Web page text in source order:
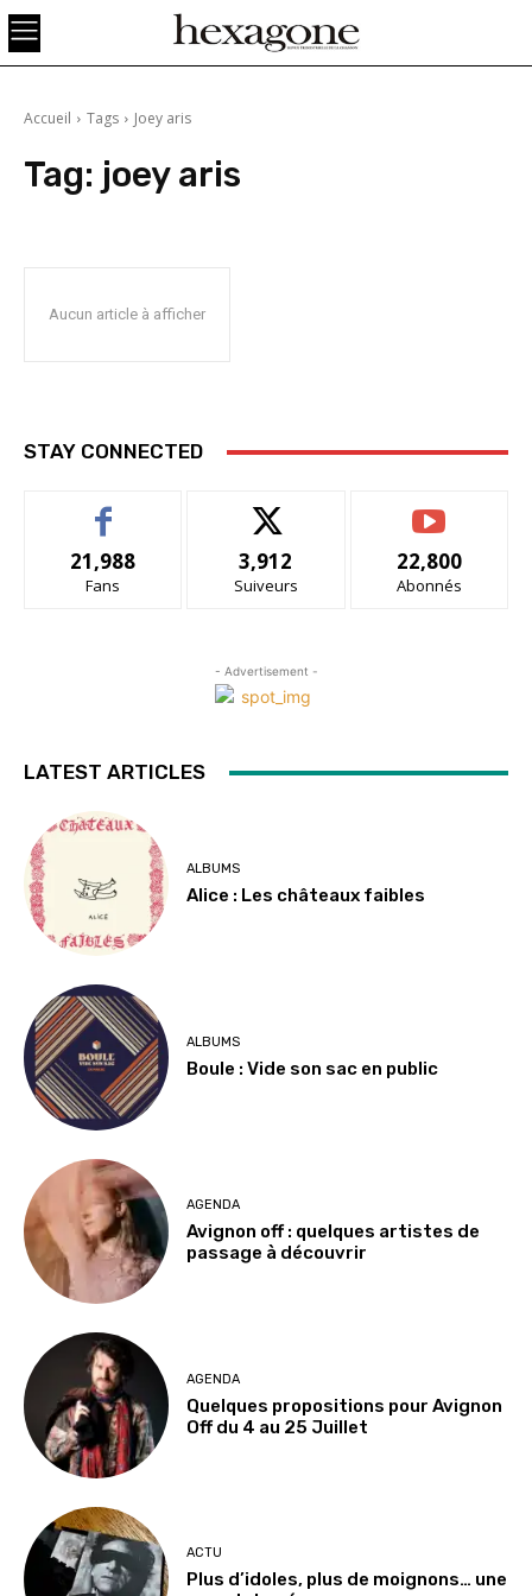
Accueil Tags Joey aris
Tag: joey aris
Aucun article à afficher
STAY CONNECTED
21,988
Fans
3,912
Suiveurs
22,800
Abonnés
- Advertisement -
LATEST ARTICLES
ALBUMS
Alice : Les châteaux faibles
ALBUMS
Boule : Vide son sac en public
AGENDA
Avignon off : quelques artistes de
passage à découvrir
AGENDA
Quelques propositions pour Avignon
Off du 4 au 25 Juillet
ACTU
Plus d’idoles, plus de moignons… une